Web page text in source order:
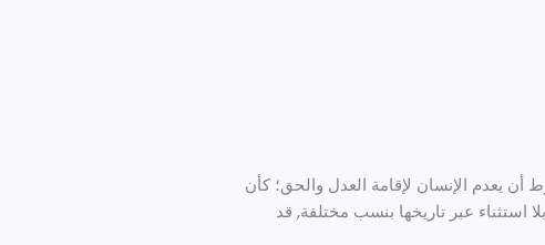
يعدم الإنسان لإقامة العدل والحق؛ كأن
استثناء عبر تاريخها بنسب مختلفة, قد